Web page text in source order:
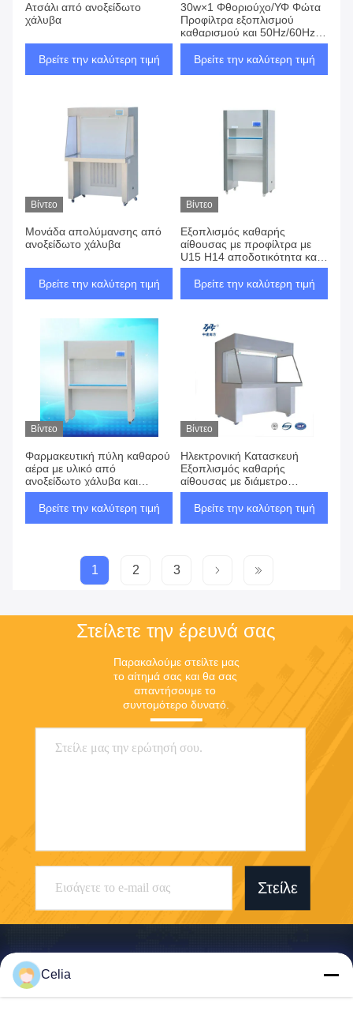
Ατσάλι από ανοξείδωτο
χάλυβα
Βρείτε την καλύτερη τιμή
30w×1 Φθοριούχο/ΥΦ Φώτα
Προφίλτρα εξοπλισμού
καθαρισμού και 50Hz/60Hz
110V/220V τροφοδοσία
Βρείτε την καλύτερη τιμή
Βίντεο
Μονάδα απολύμανσης από
ανοξείδωτο χάλυβα
Βρείτε την καλύτερη τιμή
Βίντεο
Εξοπλισμός καθαρής
αίθουσας με προφίλτρα με
U15 H14 αποδοτικότητα και
αίθουσα ολομέλειας
Βρείτε την καλύτερη τιμή
Βίντεο
Φαρμακευτική πύλη καθαρού
αέρα με υλικό από
ανοξείδωτο χάλυβα και
τροφοδοσία 50Hz/60Hz
110V/220V
Βρείτε την καλύτερη τιμή
Βίντεο
Ηλεκτρονική Κατασκευή
Εξοπλισμός καθαρής
αίθουσας με διάμετρο
1600×680×1600mm
16000×550×50×1 φίλτρο
Βρείτε την καλύτερη τιμή
1 2 3
Στείλετε την έρευνά σας
Παρακαλούμε στείλτε μας
το αίτημά σας και θα σας
απαντήσουμε το
συντομότερο δυνατό.
Στείλε
Celia